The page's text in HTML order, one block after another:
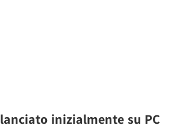
lanciato inizialmente su PC